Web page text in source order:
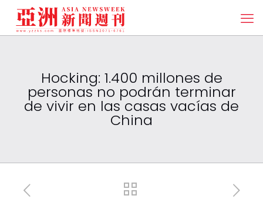
Hocking: 1.400 millones de
personas no podrán terminar
de vivir en las casas vacías de
China